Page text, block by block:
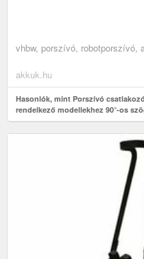
vhbw, porszívó, robotporszívó,
akkuk.hu
Hasonlók, mint Porszívó
rendelkező modellekhez 90°-os